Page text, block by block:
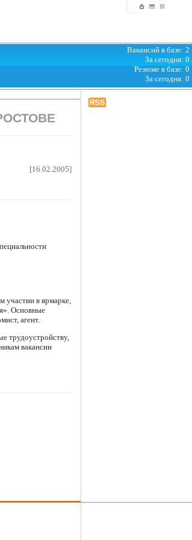
Вакансий в базе: 2
За сегодня: 0
Резюме в базе: 0
За сегодня: 0
[16.02.2005]
участии в ярмарке,
Основные
агент.
трудоустройству,
вакансии